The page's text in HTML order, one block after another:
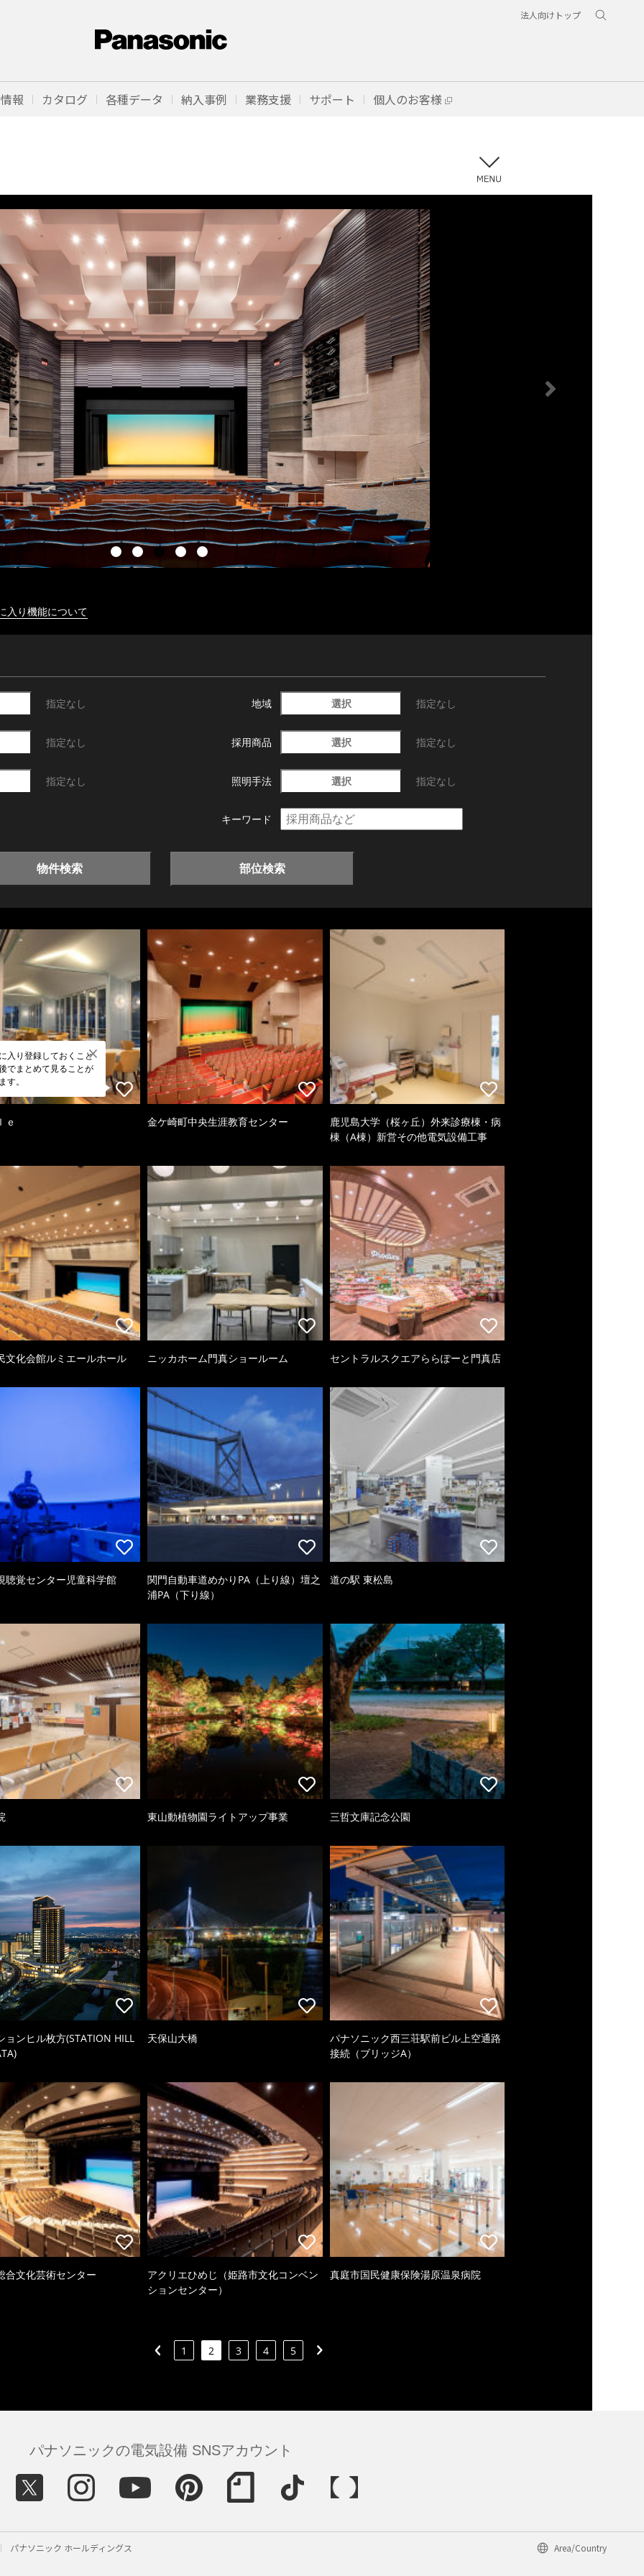
法人向けトップ
報 カタログ 各種データ 納入事例 業務支援 サポート 個人のお客様
入り機能について
指定なし 地域 選択 指定なし
指定なし 採用商品 選択 指定なし
指定なし 照明手法 選択 指定なし
キーワード
物件検索 部位検索
入り登録しておくこと
でまとめて見ることが
す。
ｅ 金ケ崎町中央生涯教育センター
鹿児島大学（桜ヶ丘）外来診療棟・病
棟（A棟）新営その他電気設備工事
文化会館ルミエールホール ニッカホーム門真ショールーム セントラルスクエアららぽーと門真店
聴覚センター児童科学館
関門自動車道めかりPA（上り線）壇之
浦PA（下り線）
道の駅 東松島
東山動植物園ライトアップ事業 三哲文庫記念公園
ョンヒル枚方(STATION HILL
天保山大橋
パナソニック西三荘駅前ビル上空通路
接続（ブリッジA）
合文化芸術センター
アクリエひめじ（姫路市文化コンベン
ションセンター）
真庭市国民健康保険湯原温泉病院
1 2 3 4 5
パナソニックの電気設備 SNSアカウント
パナソニック ホールディングス Area/Country